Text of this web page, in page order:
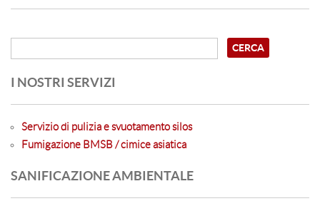
I NOSTRI SERVIZI
Servizio di pulizia e svuotamento silos
Fumigazione BMSB / cimice asiatica
SANIFICAZIONE AMBIENTALE